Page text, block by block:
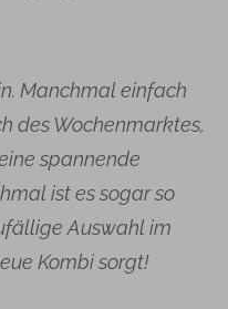
Manchmal einfach
des Wochenmarktes,
spannende
ist es sogar so
Auswahl im
Kombi sorgt!